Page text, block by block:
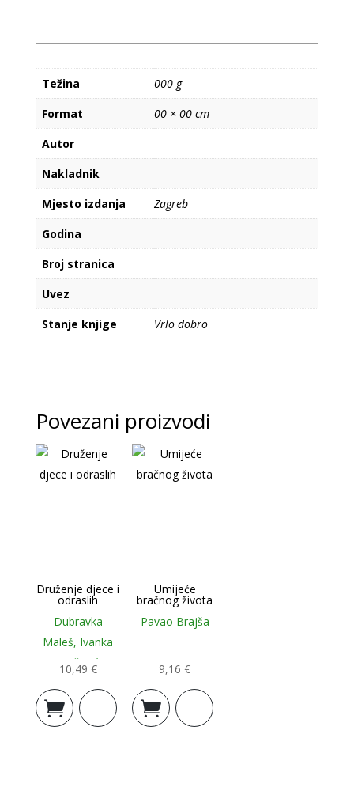
količina
Težina
000 g
Format
00 × 00 cm
Autor
Nakladnik
Mjesto izdanja
Zagreb
Godina
Broj stranica
Uvez
Stanje knjige
Vrlo dobro
Povezani proizvodi
Druženje djece i
odraslih
Dubravka
Maleš, Ivanka
Stričević
10,49 €
Dodaj u
košaricu
Umijeće
bračnog života
Pavao Brajša
9,16€
Dodaj u
košaricu